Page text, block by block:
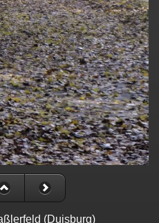
(Duisburg)